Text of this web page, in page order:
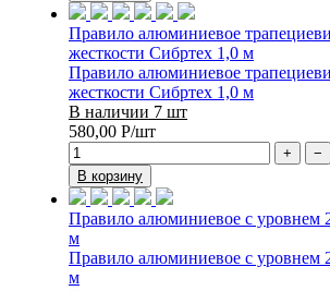
Правило алюминиевое
жесткости Сибртех 1,0 м
Правило алюминиевое
жесткости Сибртех 1,0 м
В наличии 7 шт
580,00 Р/шт
+
−
В корзину
Правило алюминиевое с уровнем
м
Правило алюминиевое с уровнем
м